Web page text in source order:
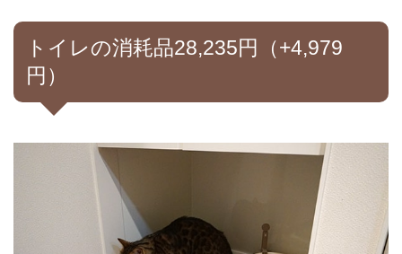
トイレの消耗品28,235円（+4,979
円）